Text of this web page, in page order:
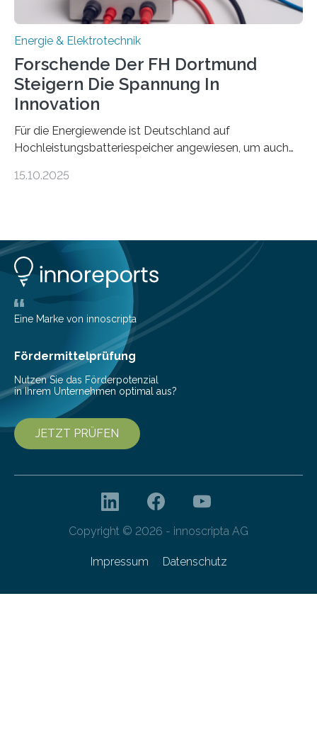
Energie & Elektrotechnik
Forschende Der FH Dortmund
Steigern Die Spannung In
Innovation
Für die Energiewende ist Deutschland auf
Hochleistungsbatteriespeicher angewiesen, um auch
Doch mit der immensen Zahl einzelner Batteriezellen,
Projekt KV-BATT diese Verluste reduzieren und
erhöhen dazu die Spannung um das Zehn- bis
Zwanzigfache. Ein kleiner Exkurs zurück in die Schulzeit:
Die elektrische Leistung beschreibt, wie viel Energie in
einer bestimmten Zeitspanne benötigt wird. Sie steht
15.10.2025
Eine Marke von innoscripta
Fördermittelprüfung
Nutzen Sie das Förderpotenzial
in Ihrem Unternehmen optimal aus?
JETZT PRÜFEN
Copyright © 2026 - innoscripta AG
Impressum Datenschutz